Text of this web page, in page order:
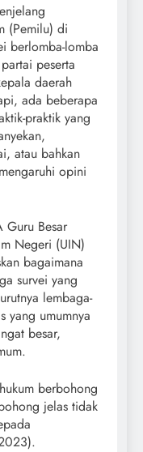
(Pemilu) di
berlomba-lomba
peserta
daerah
ada beberapa
praktik yang
atau bahkan
opini
Besar
Negeri (UIN)
bagaimana
survei yang
lembaga-
yang umumnya
besar,
berbohong
jelas tidak